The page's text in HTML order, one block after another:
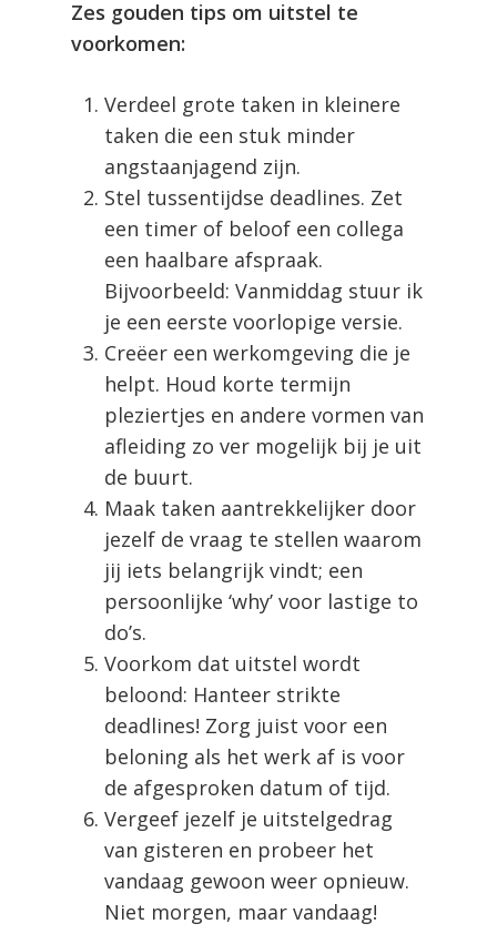
Zes gouden tips om uitstel te
voorkomen:
Verdeel grote taken in kleinere
taken die een stuk minder
angstaanjagend zijn.
Stel tussentijdse deadlines. Zet
een timer of beloof een collega
een haalbare afspraak.
Bijvoorbeeld: Vanmiddag stuur ik
je een eerste voorlopige versie.
Creëer een werkomgeving die je
helpt. Houd korte termijn
pleziertjes en andere vormen van
afleiding zo ver mogelijk bij je uit
de buurt.
Maak taken aantrekkelijker door
jezelf de vraag te stellen waarom
jij iets belangrijk vindt; een
persoonlijke ‘why’ voor lastige to
do’s.
Voorkom dat uitstel wordt
beloond: Hanteer strikte
deadlines! Zorg juist voor een
beloning als het werk af is voor
de afgesproken datum of tijd.
Vergeef jezelf je uitstelgedrag
van gisteren en probeer het
vandaag gewoon weer opnieuw.
Niet morgen, maar vandaag!